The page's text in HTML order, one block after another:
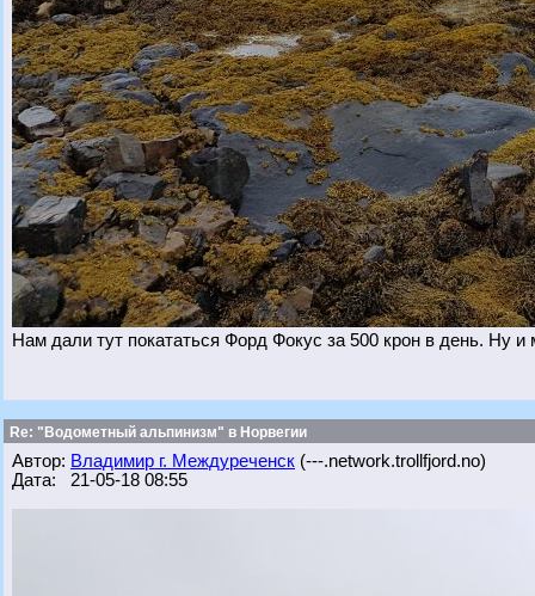
Нам дали тут покататься Форд Фокус за 500 крон в день. Ну
Re: "Водометный альпинизм" в Норвегии
Автор: Владимир г. Междуреченск (---.network.trollfjord.no)
Дата: 21-05-18 08:55